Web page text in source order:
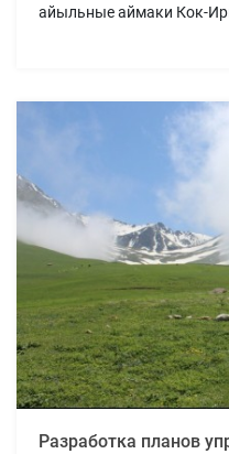
айыльные аймаки Кок-
Разработка планов